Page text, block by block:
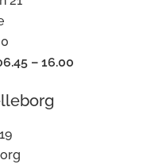
– 16.00